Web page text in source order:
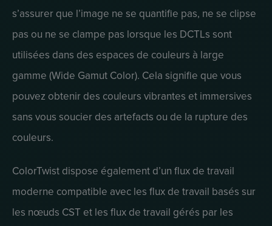
s’assurer que l’image ne se quantifie pas, ne se clipse
pas ou ne se clampe pas lorsque les DCTLs sont
utilisées dans des espaces de couleurs à large
gamme (Wide Gamut Color). Cela signifie que vous
pouvez obtenir des couleurs vibrantes et immersives
sans vous soucier des artefacts ou de la rupture des
couleurs.
ColorTwist dispose également d’un flux de travail
moderne compatible avec les flux de travail basés sur
les nœuds CST et les flux de travail gérés par les